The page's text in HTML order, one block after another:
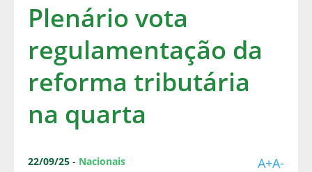
Plenário vota
regulamentação da
reforma tributária
na quarta
22/09/25 - Nacionais A+A-